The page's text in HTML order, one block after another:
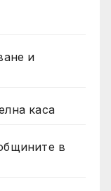
и
каса
в